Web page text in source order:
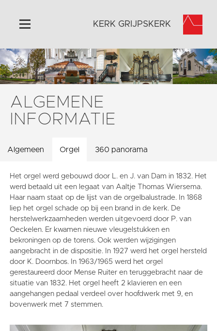
Home
Algemeen
Historie
Omgeving
Activiteiten
Vaktaal
KERK GRIJPSKERK
ALGEMENE
INFORMATIE
Algemeen Orgel 360 panorama
Het orgel werd gebouwd door L. en J. van Dam in 1832. Het
werd betaald uit een legaat van Aaltje Thomas Wiersema.
Haar naam staat op de lijst van de orgelbalustrade. In 1868
liep het orgel schade op bij een brand in de kerk. De
herstelwerkzaamheden werden uitgevoerd door P. van
Oeckelen. Er kwamen nieuwe vleugelstukken en
bekroningen op de torens. Ook werden wijzigingen
aangebracht in de dispositie. In 1927 werd het orgel hersteld
door K. Doornbos. In 1963/1965 werd het orgel
gerestaureerd door Mense Ruiter en teruggebracht naar de
situatie van 1832. Het orgel heeft 2 klavieren en een
aangehangen pedaal verdeel over hoofdwerk met 9, en
bovenwerk met 7 stemmen.